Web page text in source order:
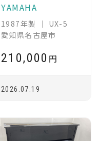
YAMAHA
1987年製 ｜ UX-5
愛知県名古屋市
210,000 円
2026.07.19